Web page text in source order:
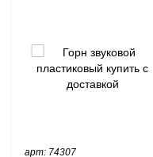
арт: 74307